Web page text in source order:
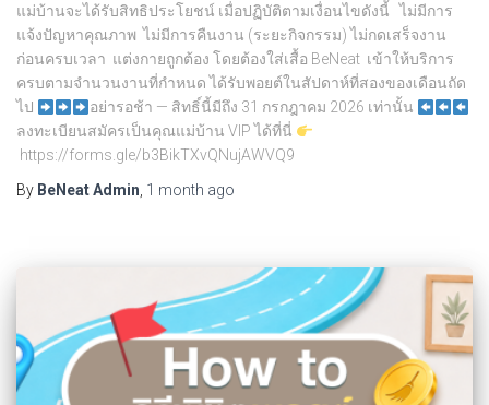
แม่บ้านจะได้รับสิทธิประโยชน์ เมื่อปฏิบัติตามเงื่อนไขดังนี้ ไม่มีการ
แจ้งปัญหาคุณภาพ ไม่มีการคืนงาน (ระยะกิจกรรม) ไม่กดเสร็จงาน
ก่อนครบเวลา แต่งกายถูกต้อง โดยต้องใส่เสื้อ BeNeat เข้าให้บริการ
ครบตามจำนวนงานที่กำหนด ได้รับพอยต์ในสัปดาห์ที่สองของเดือนถัด
ไป
อย่ารอช้า — สิทธิ์นี้มีถึง 31 กรกฎาคม 2026 เท่านั้น
ลงทะเบียนสมัครเป็นคุณแม่บ้าน VIP ได้ที่นี่
https://forms.gle/b3BikTXvQNujAWVQ9
By BeNeat Admin, 1 month ago